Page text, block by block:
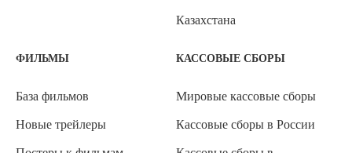
Казахстана
ФИЛЬМЫ
База фильмов
Новые трейлеры
КАССОВЫЕ СБОРЫ
Мировые кассовые сборы
Кассовые сборы в России